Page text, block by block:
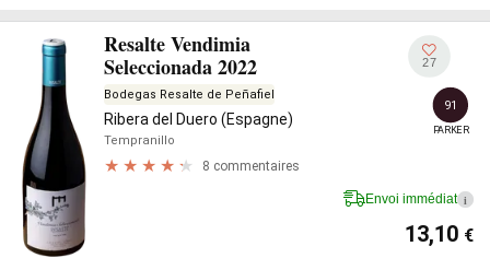
Resalte Vendimia
Seleccionada 2022
Bodegas Resalte de Peñafiel
Ribera del Duero (Espagne)
Tempranillo
8 commentaires
27
91
PARKER
Envoi immédiat i
13,10 €